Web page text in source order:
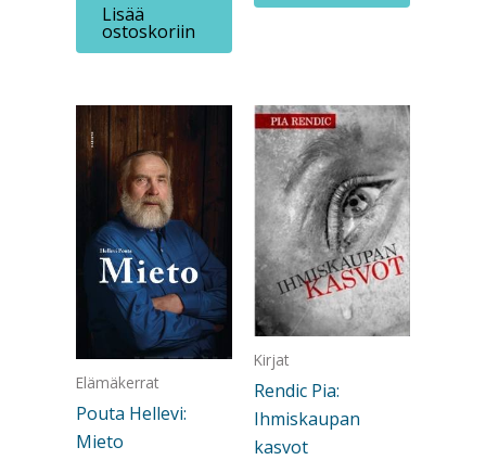
Lisää
ostoskoriin
Elämäkerrat
Pouta Hellevi:
Mieto
Kirjat
Rendic Pia:
Ihmiskaupan
kasvot